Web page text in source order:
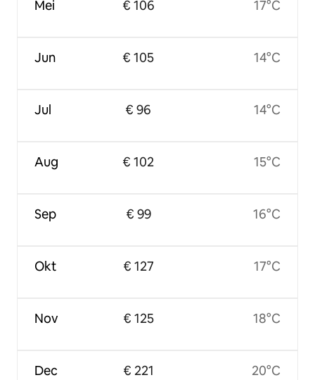
Mei
Jun
Jul
Aug
Sep
Okt
Nov
Dec
€ 106
€ 105
€ 96
€ 102
€ 99
€ 127
€ 125
€ 221
17°C
14°C
14°C
15°C
16°C
17°C
18°C
20°C